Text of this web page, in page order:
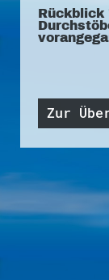
Rückblick
Zur